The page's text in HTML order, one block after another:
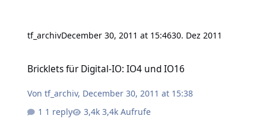
tf_archivDecember 30, 2011 at 15:4630. Dez 2011
Bricklets für Digital-IO: IO4 und IO16
Vontf_archiv, December 30, 2011 at 15:38
1 reply
3,4k Aufrufe